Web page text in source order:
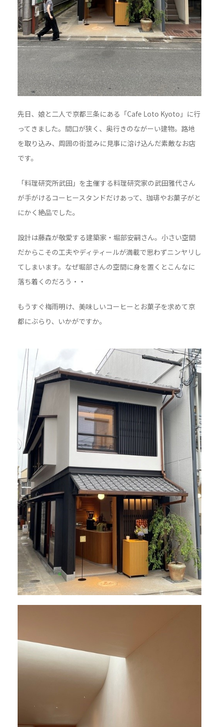
先日、娘と二人で京都三条にある「Cafe Loto Kyoto」に行
ってきました。間口が狭く、奥行きのながーい建物。路地
を取り込み、周囲の街並みに見事に溶け込んだ素敵なお店
です。
「料理研究所武田」を主催する料理研究家の武田雅代さん
が手がけるコーヒースタンドだけあって、珈琲やお菓子がと
にかく絶品でした。
設計は藤森が敬愛する建築家・堀部安嗣さん。小さい空間
だからこその工夫やディティールが満載で思わずニンヤリし
てしまいます。なぜ堀部さんの空間に身を置くとこんなに
落ち着くのだろう・・
もうすぐ梅雨明け、美味しいコーヒーとお菓子を求めて京
都にぶらり、いかがですか。